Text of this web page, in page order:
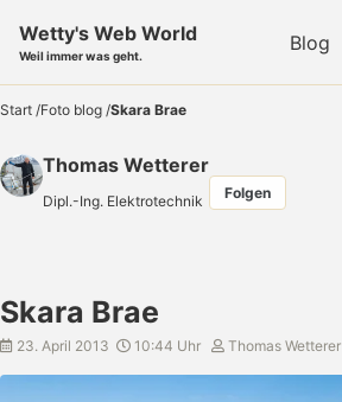
Wetty's Web World
Weil immer was geht.
Blog
Start /Foto blog /Skara Brae
Thomas Wetterer
Dipl.-Ing. Elektrotechnik Folgen
Skara Brae
23. April 2013 10:44 Uhr Thomas Wetterer